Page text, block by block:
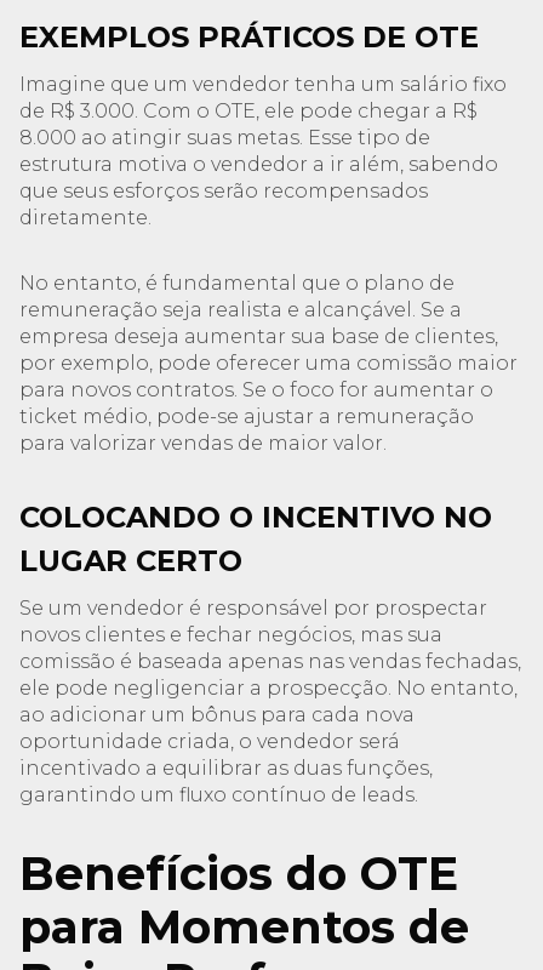
EXEMPLOS PRÁTICOS DE OTE
Imagine que um vendedor tenha um salário fixo
de R$ 3.000. Com o OTE, ele pode chegar a R$
8.000 ao atingir suas metas. Esse tipo de
estrutura motiva o vendedor a ir além, sabendo
que seus esforços serão recompensados
diretamente.
No entanto, é fundamental que o plano de
remuneração seja realista e alcançável. Se a
empresa deseja aumentar sua base de clientes,
por exemplo, pode oferecer uma comissão maior
para novos contratos. Se o foco for aumentar o
ticket médio, pode-se ajustar a remuneração
para valorizar vendas de maior valor.
COLOCANDO O INCENTIVO NO
LUGAR CERTO
Se um vendedor é responsável por prospectar
novos clientes e fechar negócios, mas sua
comissão é baseada apenas nas vendas fechadas,
ele pode negligenciar a prospecção. No entanto,
ao adicionar um bônus para cada nova
oportunidade criada, o vendedor será
incentivado a equilibrar as duas funções,
garantindo um fluxo contínuo de leads.
Benefícios do OTE
para Momentos de